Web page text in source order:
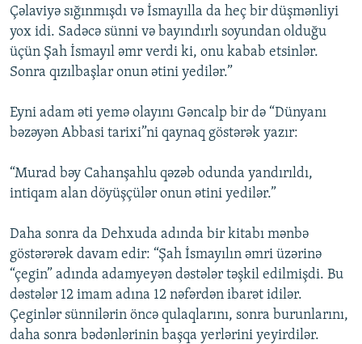
Çəlaviyə sığınmışdı və İsmayılla da heç bir düşmənliyi
yox idi. Sadəcə sünni və bayındırlı soyundan olduğu
üçün Şah İsmayıl əmr verdi ki, onu kabab etsinlər.
Sonra qızılbaşlar onun ətini yedilər.”
Eyni adam əti yemə olayını Gəncalp bir də “Dünyanı
bəzəyən Abbasi tarixi”ni qaynaq göstərək yazır:
“Murad bəy Cahanşahlu qəzəb odunda yandırıldı,
intiqam alan döyüşçülər onun ətini yedilər.”
Daha sonra da Dehxuda adında bir kitabı mənbə
göstərərək davam edir: “Şah İsmayılın əmri üzərinə
“çegin” adında adamyeyən dəstələr təşkil edilmişdi. Bu
dəstələr 12 imam adına 12 nəfərdən ibarət idilər.
Çeginlər sünnilərin öncə qulaqlarını, sonra burunlarını,
daha sonra bədənlərinin başqa yerlərini yeyirdilər.